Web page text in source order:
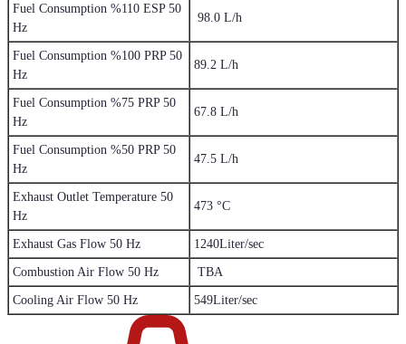
Fuel Consumption %110 ESP 50
Hz
98.0 L/h
Fuel Consumption %100 PRP 50
Hz
89.2 L/h
Fuel Consumption %75 PRP 50
Hz
67.8 L/h
Fuel Consumption %50 PRP 50
Hz
47.5 L/h
Exhaust Outlet Temperature 50
Hz
473 °C
Exhaust Gas Flow 50 Hz 1240Liter/sec
Combustion Air Flow 50 Hz TBA
Cooling Air Flow 50 Hz 549Liter/sec